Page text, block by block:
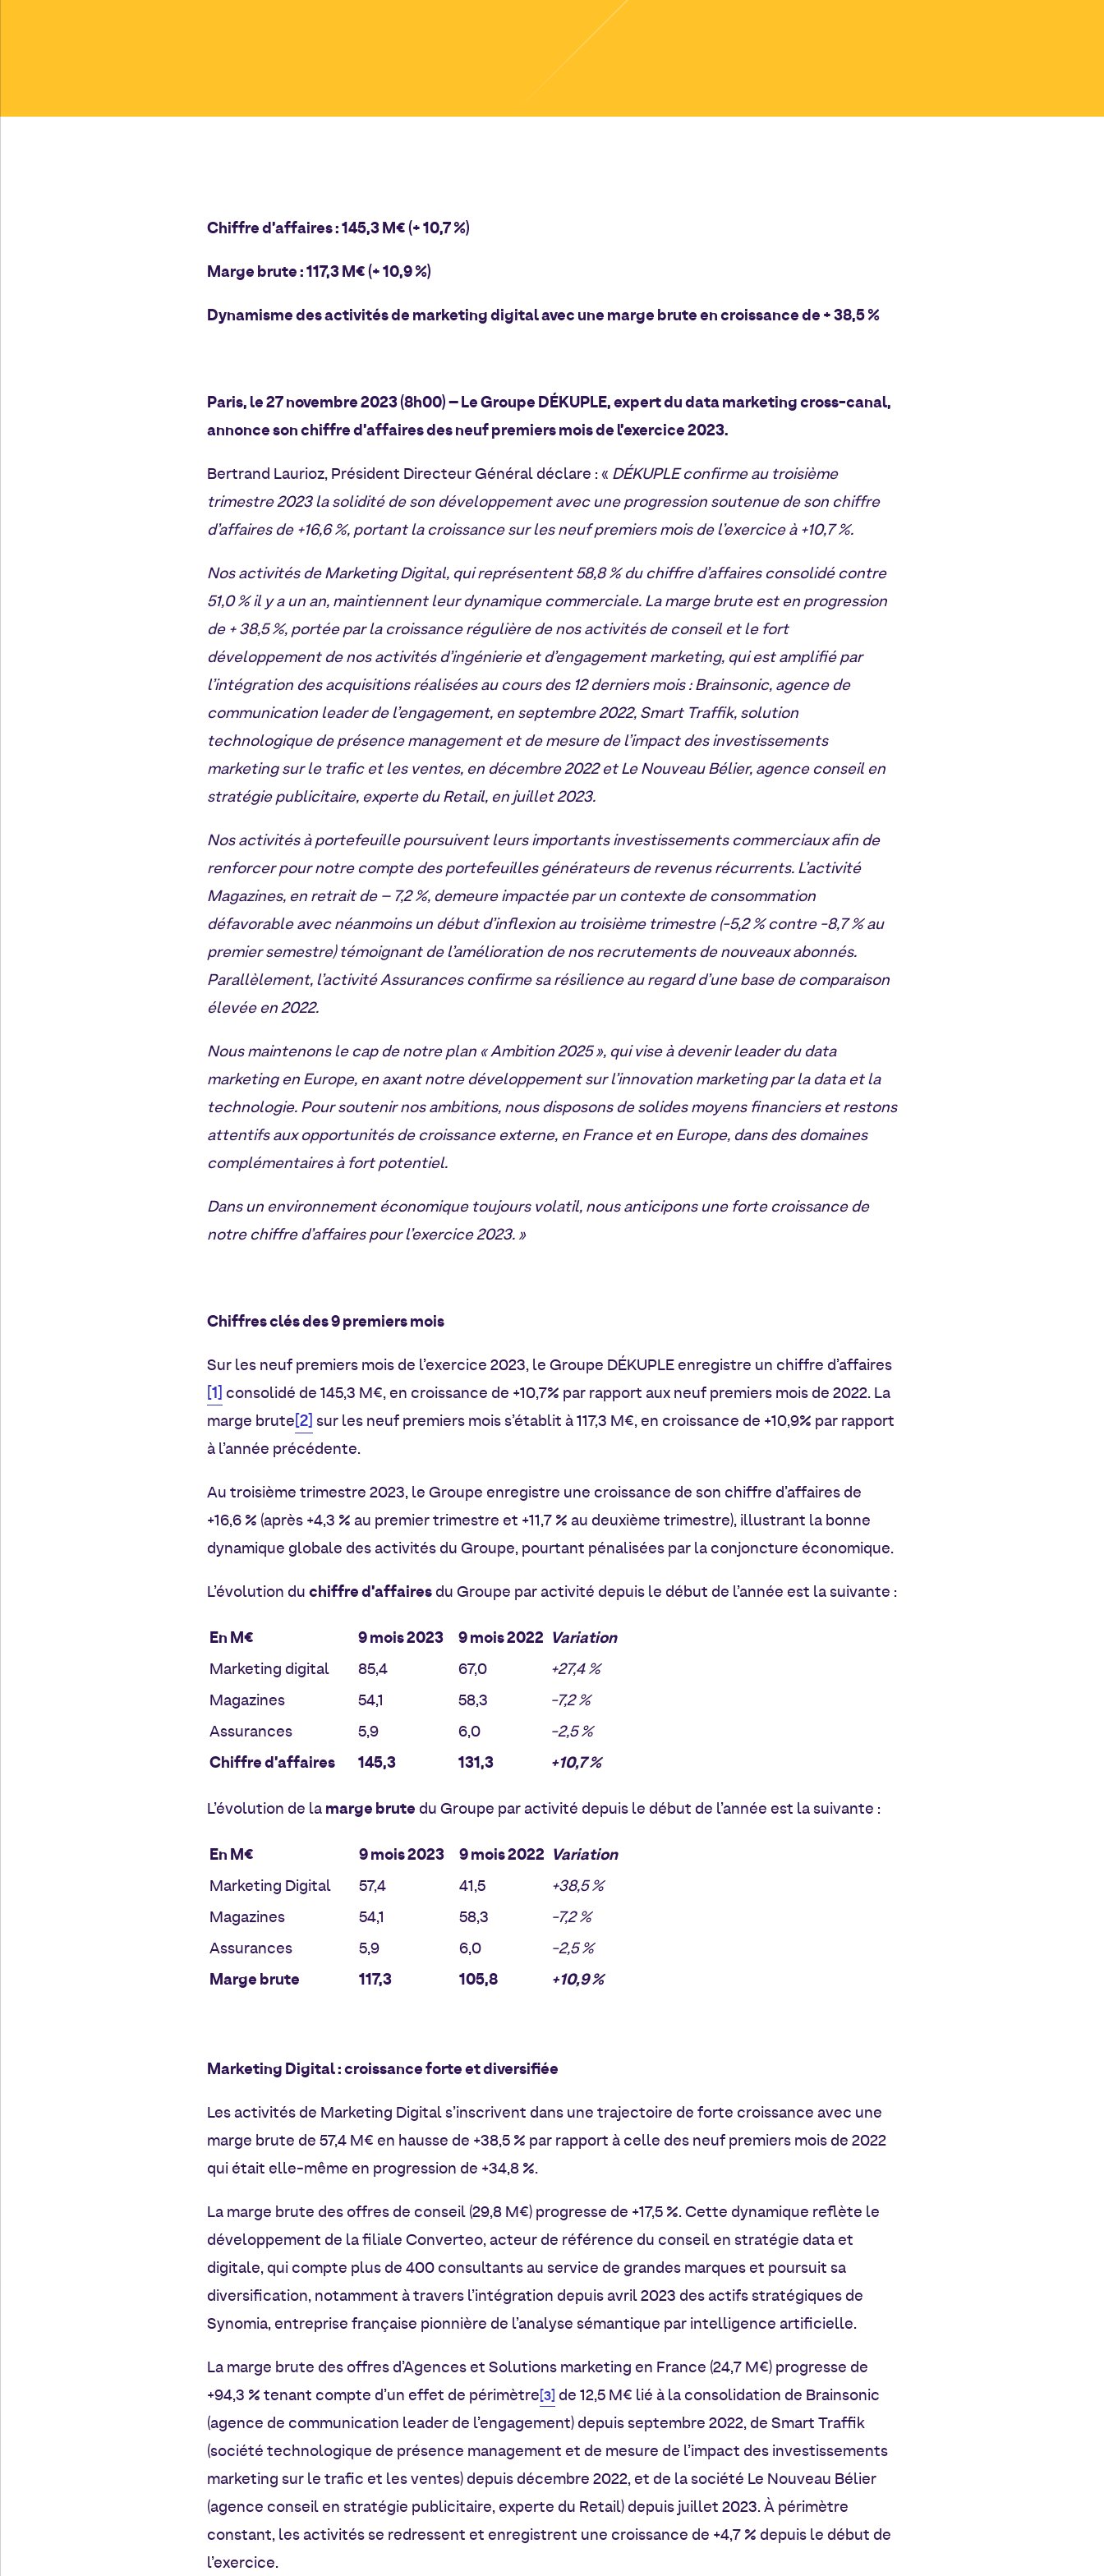
Chiffre d’affaires : 145,3 M€ (+ 10,7 %)
Marge brute : 117,3 M€ (+ 10,9 %)
Dynamisme des activités de marketing digital avec une marge brute en croissance de + 38,5 %
Paris, le 27 novembre 2023 (8h00) – Le Groupe DÉKUPLE, expert du data marketing cross-canal,
annonce son chiffre d’affaires des neuf premiers mois de l’exercice 2023.
Bertrand Laurioz, Président Directeur Général déclare : « DÉKUPLE confirme au troisième
trimestre 2023 la solidité de son développement avec une progression soutenue de son chiffre
d’affaires de +16,6 %, portant la croissance sur les neuf premiers mois de l’exercice à +10,7 %.
Nos activités de Marketing Digital, qui représentent 58,8 % du chiffre d’affaires consolidé contre
51,0 % il y a un an, maintiennent leur dynamique commerciale. La marge brute est en progression
de + 38,5 %,portée par la croissance régulière de nos activités de conseil et le fort
développement de nos activités d’ingénierie et d’engagement marketing, qui est amplifié par
l’intégration des acquisitions réalisées au cours des 12 derniers mois : Brainsonic, agence de
communication leader de l’engagement, en septembre 2022, Smart Traffik, solution
technologique de présence management et de mesure de l’impact des investissements
marketing sur le trafic et les ventes, en décembre 2022 et Le Nouveau Bélier, agence conseil en
stratégie publicitaire, experte du Retail, en juillet 2023.
Nos activités à portefeuille poursuivent leurs importants investissements commerciaux afin de
renforcer pour notre compte des portefeuilles générateurs de revenus récurrents. L’activité
Magazines, en retrait de – 7,2 %, demeure impactée par un contexte de consommation
défavorable avec néanmoins un début d’inflexion au troisième trimestre (-5,2 % contre -8,7 % au
premier semestre) témoignant de l’amélioration de nos recrutements de nouveaux abonnés.
Parallèlement, l’activité Assurances confirme sa résilience au regard d’une base de comparaison
élevée en 2022.
Nous maintenons le cap de notre plan « Ambition 2025 », qui vise à devenir leader du data
marketing en Europe, enaxant notre développement sur l’innovation marketing par la data et la
technologie. Pour soutenir nos ambitions, nous disposons de solides moyens financiers et restons
attentifs aux opportunités de croissance externe, en France et en Europe, dans des domaines
complémentaires à fort potentiel.
Dans un environnement économique toujours volatil, nous anticipons une forte croissance de
notre chiffre d’affaires pour l’exercice 2023. »
Chiffres clés des 9 premiers mois
Sur les neuf premiers mois de l’exercice 2023, le Groupe DÉKUPLE enregistre un chiffre d’affaires
[1] consolidé de 145,3 M€, en croissance de +10,7% par rapport aux neuf premiers mois de 2022. La
marge brute[2] sur les neuf premiers mois s’établit à 117,3 M€, en croissance de +10,9% par rapport
à l’année précédente.
Au troisième trimestre 2023, le Groupe enregistre une croissance de son chiffre d’affaires de
+16,6 % (après +4,3 % au premier trimestre et +11,7 % au deuxième trimestre), illustrant la bonne
dynamique globale des activités du Groupe, pourtant pénalisées par la conjoncture économique.
L’évolution duchiffre d’affairesdu Groupe par activité depuis le début de l’année est la suivante :
En M€ 9 mois2023 9 mois2022 Variation
Marketing digital 85,4 67,0
+27,4 %
Magazines
54,1 58,3
-7,2 %
Assurances
5,9 6,0 -2,5 %
Chiffre d’affaires 145,3 131,3 +10,7 %
L’évolution de lamarge brute du Groupe par activité depuis le début de l’année est la suivante :
En M€ 9 mois2023 9 mois2022 Variation
Marketing Digital 57,4 41,5
+38,5 %
Magazines
54,1 58,3
-7,2 %
Assurances
5,9 6,0 -2,5 %
Marge brute 117,3 105,8 +10,9 %
Marketing Digital : croissance forte et diversifiée
Les activités de Marketing Digital s’inscrivent dans une trajectoire de forte croissance avec une
marge brute de 57,4 M€ en hausse de +38,5 % par rapport à celle des neuf premiers mois de 2022
qui était elle-même en progression de +34,8 %.
La marge brute des offres de conseil (29,8 M€) progresse de +17,5 %. Cette dynamique reflète le
développement de la filiale Converteo, acteur de référence du conseil en stratégie data et
digitale, qui compte plus de 400 consultants au service de grandes marques et poursuit sa
diversification, notamment à travers l’intégration depuis avril 2023 des actifs stratégiques de
Synomia, entreprise française pionnière de l’analyse sémantique par intelligence artificielle.
La marge brute des offres d’Agences et Solutions marketing en France (24,7 M€) progresse de
+94,3 % tenant compte d’un effet de périmètre[3] de 12,5 M€ lié à la consolidation de Brainsonic
(agence de communication leader de l’engagement) depuis septembre 2022, de Smart Traffik
(société technologique de présence management et de mesure de l’impact des investissements
marketing sur le trafic et les ventes) depuis décembre 2022, et de la société Le Nouveau Bélier
(agence conseil en stratégie publicitaire, experte du Retail) depuis juillet 2023. À périmètre
constant, les activités se redressent et enregistrent une croissance de +4,7 % depuis le début de
l’exercice.